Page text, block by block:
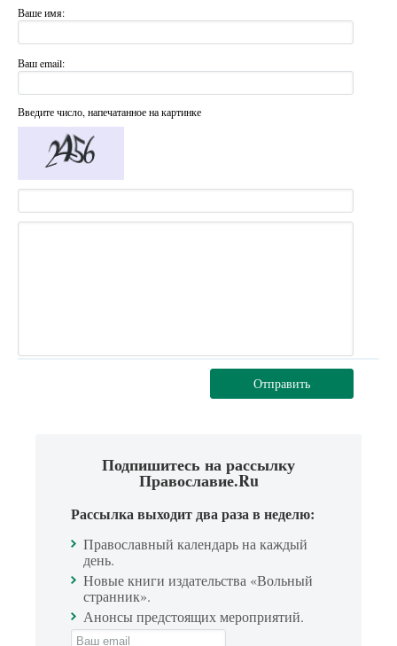
Ваше имя:
Ваш email:
Введите число, напечатанное на картинке
Отправить
Подпишитесь на рассылку
Православие.Ru
Рассылка выходит два раза в неделю:
Православный календарь на каждый
день.
Новые книги издательства «Вольный
странник».
Анонсы предстоящих мероприятий.